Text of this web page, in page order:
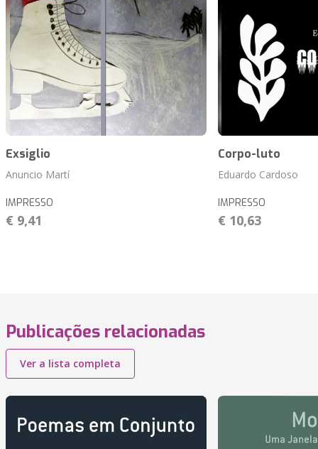
Exsiglio
Anuncio Martí
IMPRESSO
€ 9,41
Corpo-luto
Eduardo Cardoso
IMPRESSO
€ 10,63
Publicações relacionadas
Ver a lista completa